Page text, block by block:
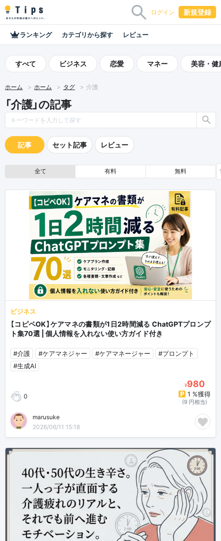
ログイン 新規登録
ランキング カテゴリから探す レビュー
すべて ビジネス 恋愛 マネー 美容・健
ホーム ホーム タグ 介護
「介護」の記事
記事 セット記事 レビュー
全て 有料 無料
ビジネス
【コピペOK】ケアマネの書類が1日2時間減る ChatGPTプロンプ
ト集70選 | 個人情報を入れない使い方ガイド付き
#介護 #ケアマネジャー #ケアマネージャー
#プロンプト
#生成AI
0
¥980
1 %獲得
(9 円相当)
marusuke
2026/06/11 15:18